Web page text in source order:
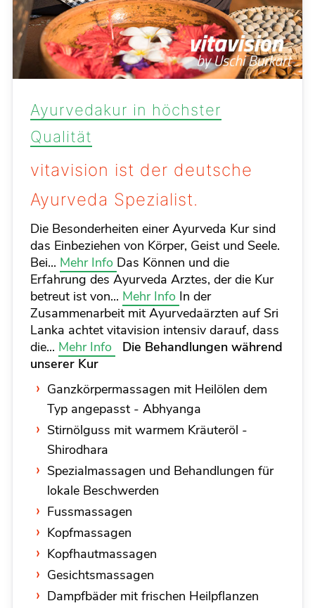
Ayurvedakur in höchster
Qualität
vitavision ist der deutsche
Ayurveda Spezialist.
Die Besonderheiten einer Ayurveda Kur sind
das Einbeziehen von Körper, Geist und Seele.
Bei... Mehr Info Das Können und die
Erfahrung des Ayurveda Arztes, der die Kur
betreut ist von... Mehr Info In der
Zusammenarbeit mit Ayurvedaärzten auf Sri
Lanka achtet vitavision intensiv darauf, dass
die... Mehr Info
Die Behandlungen während
unserer Kur
Ganzkörpermassagen mit Heilölen dem
Typ angepasst - Abhyanga
Stirnölguss mit warmem Kräuteröl -
Shirodhara
Spezialmassagen und Behandlungen für
lokale Beschwerden
Fussmassagen
Kopfmassagen
Kopfhautmassagen
Gesichtsmassagen
Dampfbäder mit frischen Heilpflanzen